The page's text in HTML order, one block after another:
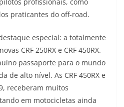
praticantes do off-road.
especial: a totalmente
CRF 250RX e CRF 450RX.
passaporte para o mundo
de alto nível. As CRF 450RX e
receberam muitos
em motocicletas ainda